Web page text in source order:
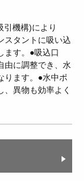
引機構)により
スタントに吸い込
ます。●吸込口
由に調整でき、水
ります。●水中ポ
異物も効率よく